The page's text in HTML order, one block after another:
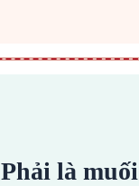
Phải là